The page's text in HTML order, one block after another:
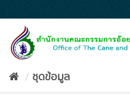
to
content
ชุดข้อมูล